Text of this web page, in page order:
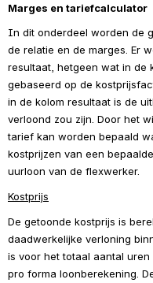
Marges en tariefcalculator
In dit onderdeel worden de
de relatie en de marges. Er
resultaat, hetgeen wat in de
gebaseerd op de
in de kolom resultaat is de
verloond zou zijn. Door het
tarief kan worden bepaald
kostprijzen van een
uurloon van de flexwerker.
Kostprijs
De getoonde kostprijs is
daadwerkelijke verloning
is voor het totaal aantal
pro forma loonberekening.